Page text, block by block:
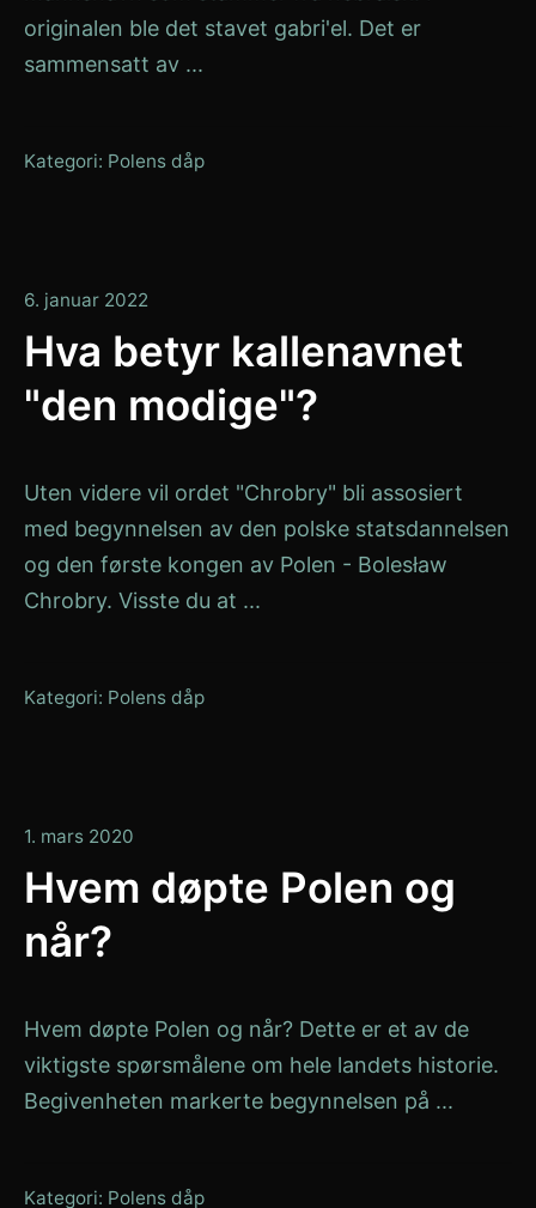
originalen ble det stavet gabri'el. Det er
sammensatt av ...
Kategori: Polens dåp
6. januar 2022
2022
Hva betyr kallenavnet
"den modige"?
Uten videre vil ordet "Chrobry" bli assosiert
med begynnelsen av den polske statsdannelsen
og den første kongen av Polen - Bolesław
Chrobry. Visste du at ...
Kategori: Polens dåp
1. mars 2020
2020
Hvem døpte Polen og
når?
Hvem døpte Polen og når? Dette er et av de
viktigste spørsmålene om hele landets historie.
Begivenheten markerte begynnelsen på ...
Kategori: Polens dåp